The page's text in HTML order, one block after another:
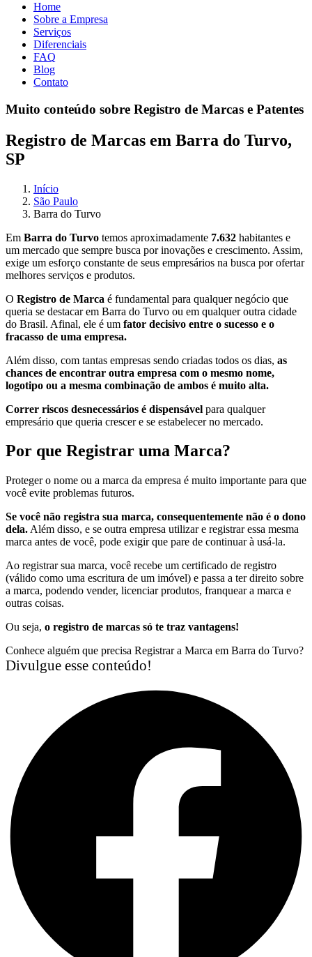
Home
Sobre a Empresa
Serviços
Diferenciais
FAQ
Blog
Contato
Muito conteúdo sobre Registro de Marcas e Patentes
Registro de Marcas em Barra do Turvo,
SP
Início
São Paulo
Barra do Turvo
Em Barra do Turvo temos aproximadamente 7.632 habitantes e
um mercado que sempre busca por inovações e crescimento. Assim,
exige um esforço constante de seus empresários na busca por ofertar
melhores serviços e produtos.
O Registro de Marca é fundamental para qualquer negócio que
queria se destacar em Barra do Turvo ou em qualquer outra cidade
do Brasil. Afinal, ele é um fator decisivo entre o sucesso e o
fracasso de uma empresa.
Além disso, com tantas empresas sendo criadas todos os dias, as
chances de encontrar outra empresa com o mesmo nome,
logotipo ou a mesma combinação de ambos é muito alta.
Correr riscos desnecessários é dispensável para qualquer
empresário que queria crescer e se estabelecer no mercado.
Por que Registrar uma Marca?
Proteger o nome ou a marca da empresa é muito importante para que
você evite problemas futuros.
Se você não registra sua marca, consequentemente não é o dono
dela. Além disso, e se outra empresa utilizar e registrar essa mesma
marca antes de você, pode exigir que pare de continuar à usá-la.
Ao registrar sua marca, você recebe um certificado de registro
(válido como uma escritura de um imóvel) e passa a ter direito sobre
a marca, podendo vender, licenciar produtos, franquear a marca e
outras coisas.
Ou seja, o registro de marcas só te traz vantagens!
Conhece alguém que precisa Registrar a Marca em Barra do Turvo?
Divulgue esse conteúdo!